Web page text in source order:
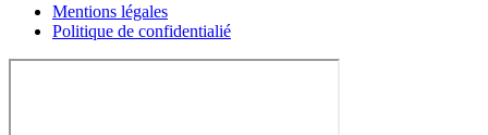
Mentions légales
Politique de confidentialié